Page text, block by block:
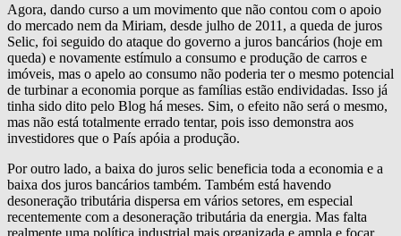
Agora, dando curso a um movimento que não contou com o apoio
do mercado nem da Miriam, desde julho de 2011, a queda de juros
Selic, foi seguido do ataque do governo a juros bancários (hoje em
queda) e novamente estímulo a consumo e produção de carros e
imóveis, mas o apelo ao consumo não poderia ter o mesmo potencial
de turbinar a economia porque as famílias estão endividadas. Isso já
tinha sido dito pelo Blog há meses. Sim, o efeito não será o mesmo,
mas não está totalmente errado tentar, pois isso demonstra aos
investidores que o País apóia a produção.
Por outro lado, a baixa do juros selic beneficia toda a economia e a
baixa dos juros bancários também. Também está havendo
desoneração tributária dispersa em vários setores, em especial
recentemente com a desoneração tributária da energia. Mas falta
realmente uma política industrial mais organizada e ampla e focar